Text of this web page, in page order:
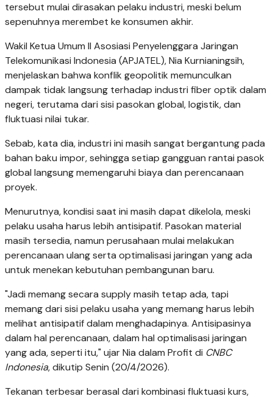
tersebut mulai dirasakan pelaku industri, meski belum
sepenuhnya merembet ke konsumen akhir.
Wakil Ketua Umum II Asosiasi Penyelenggara Jaringan
Telekomunikasi Indonesia (APJATEL), Nia Kurnianingsih,
menjelaskan bahwa konflik geopolitik memunculkan
dampak tidak langsung terhadap industri fiber optik dalam
negeri, terutama dari sisi pasokan global, logistik, dan
fluktuasi nilai tukar.
Sebab, kata dia, industri ini masih sangat bergantung pada
bahan baku impor, sehingga setiap gangguan rantai pasok
global langsung memengaruhi biaya dan perencanaan
proyek.
Menurutnya, kondisi saat ini masih dapat dikelola, meski
pelaku usaha harus lebih antisipatif. Pasokan material
masih tersedia, namun perusahaan mulai melakukan
perencanaan ulang serta optimalisasi jaringan yang ada
untuk menekan kebutuhan pembangunan baru.
"Jadi memang secara supply masih tetap ada, tapi
memang dari sisi pelaku usaha yang memang harus lebih
melihat antisipatif dalam menghadapinya. Antisipasinya
dalam hal perencanaan, dalam hal optimalisasi jaringan
yang ada, seperti itu," ujar Nia dalam Profit di CNBC
Indonesia, dikutip Senin (20/4/2026).
Tekanan terbesar berasal dari kombinasi fluktuasi kurs,